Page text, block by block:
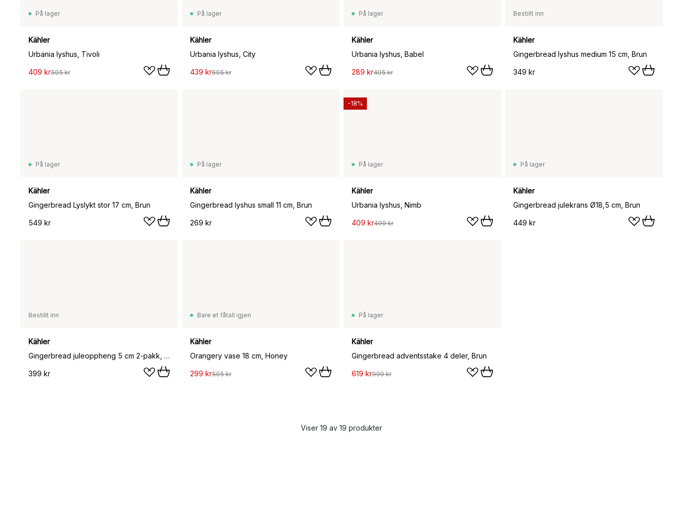
På lager
Kähler
Urbania lyshus, Tivoli
409 kr505 kr
På lager
Kähler
Urbania lyshus, City
439 kr605 kr
På lager
Kähler
Urbania lyshus, Babel
289 kr405 kr
Bestillt inn
Kähler
Gingerbread lyshus medium 15 cm, Brun
349 kr
På lager
Kähler
Gingerbread Lyslykt stor 17 cm, Brun
549 kr
På lager
Kähler
Gingerbread lyshus small 11 cm, Brun
269 kr
På lager
Kähler
Urbania lyshus, Nimb
409 kr499 kr
-18%
På lager
Kähler
Gingerbread julekrans Ø18,5 cm, Brun
449 kr
Bestillt inn
Kähler
Gingerbread juleoppheng 5 cm 2-pakk, Brun
399 kr
Bare et fåtall igjen
Kähler
Orangery vase 18 cm, Honey
299 kr505 kr
På lager
Kähler
Gingerbread adventsstake 4 deler, Brun
619 kr999 kr
Viser 19 av 19 produkter